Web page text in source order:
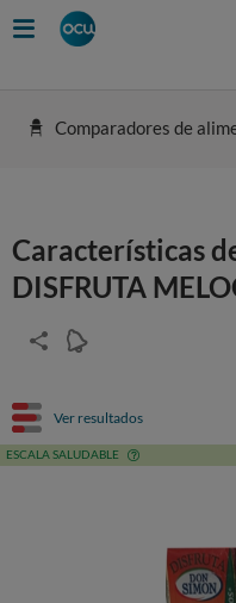
Comparadores de
Características
DISFRUTA
Ver resultados
ESCALA SALUDABLE